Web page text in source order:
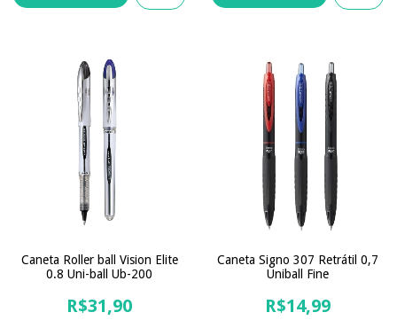
Caneta Roller ball Vision Elite
0.8 Uni-ball Ub-200
R$31,90
Caneta Signo 307 Retrátil 0,7
Uniball Fine
R$14,99